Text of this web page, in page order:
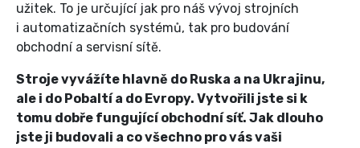
užitek. To je určující jak pro náš vývoj strojních
i automatizačních systémů, tak pro budování
obchodní a servisní sítě.
Stroje vyvážíte hlavně do Ruska a na Ukrajinu,
ale i do Pobaltí a do Evropy. Vytvořili jste si k
tomu dobře fungující obchodní síť. Jak dlouho
jste ji budovali a co všechno pro vás vaši